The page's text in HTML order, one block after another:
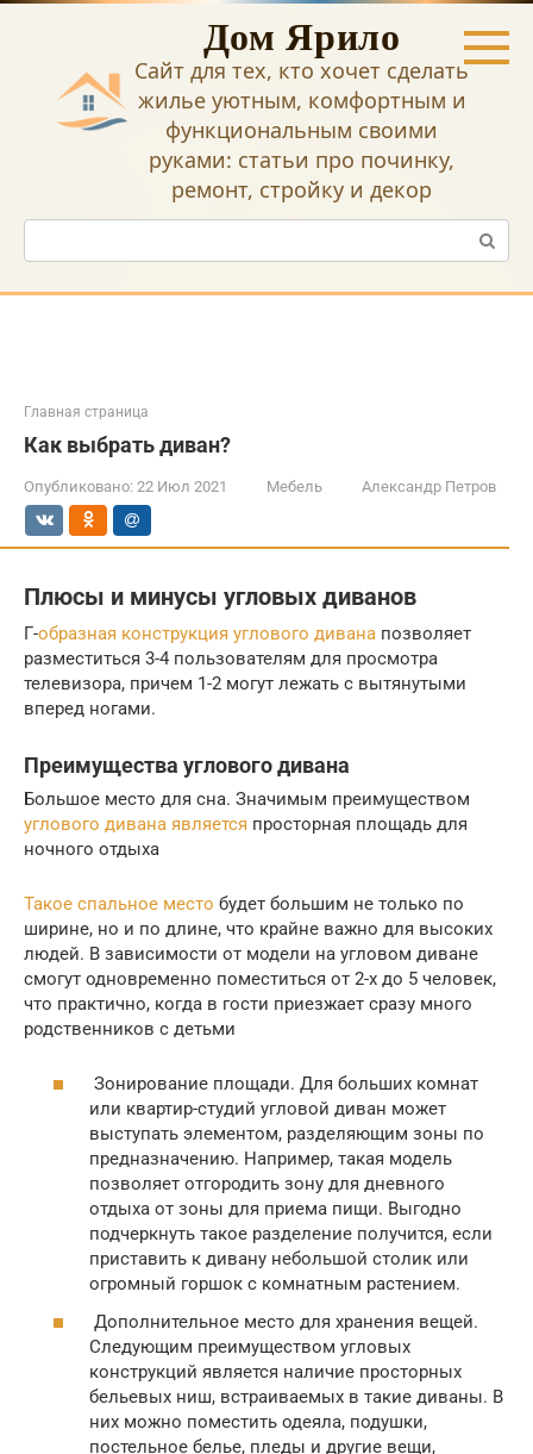
Перейти
Дом Ярило
Сайт для тех, кто хочет сделать
жилье уютным, комфортным и
функциональным своими
руками: статьи про починку,
ремонт, стройку и декор
Поиск:
Главная страница
Как выбрать диван?
Опубликовано: 22 Июл 2021 Мебель Александр Петров
Плюсы и минусы угловых диванов
Г-образная конструкция углового дивана позволяет
разместиться 3-4 пользователям для просмотра
телевизора, причем 1-2 могут лежать с вытянутыми
вперед ногами.
Преимущества углового дивана
Большое место для сна. Значимым преимуществом
углового дивана является просторная площадь для
ночного отдыха
Такое спальное место будет большим не только по
ширине, но и по длине, что крайне важно для высоких
людей. В зависимости от модели на угловом диване
смогут одновременно поместиться от 2-х до 5 человек,
что практично, когда в гости приезжает сразу много
родственников с детьми
Зонирование площади. Для больших комнат
или квартир-студий угловой диван может
выступать элементом, разделяющим зоны по
предназначению. Например, такая модель
позволяет отгородить зону для дневного
отдыха от зоны для приема пищи. Выгодно
подчеркнуть такое разделение получится, если
приставить к дивану небольшой столик или
огромный горшок с комнатным растением.
Дополнительное место для хранения вещей.
Следующим преимуществом угловых
конструкций является наличие просторных
бельевых ниш, встраиваемых в такие диваны. В
них можно поместить одеяла, подушки,
постельное белье, пледы и другие вещи,